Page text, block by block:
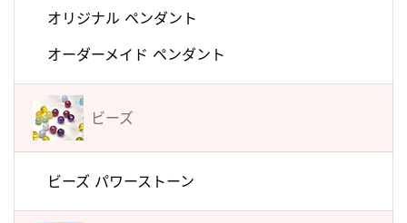
オリジナル ペンダント
オーダーメイド ペンダント
ビーズ
ビーズ パワーストーン